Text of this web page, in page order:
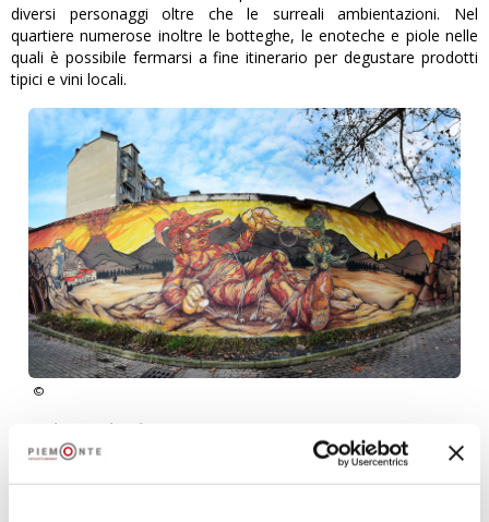
diversi personaggi oltre che le surreali ambientazioni. Nel
quartiere numerose inoltre le botteghe, le enoteche e piole nelle
quali è possibile fermarsi a fine itinerario per degustare prodotti
tipici e vini locali.
Barriera di Milano
, lo street artist italiano che sorprende per i suoi murales in